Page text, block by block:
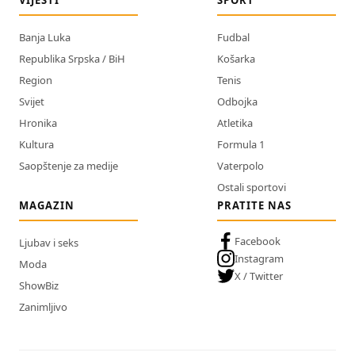
Banja Luka
Republika Srpska / BiH
Region
Svijet
Hronika
Kultura
Saopštenje za medije
Fudbal
Košarka
Tenis
Odbojka
Atletika
Formula 1
Vaterpolo
Ostali sportovi
MAGAZIN
Ljubav i seks
Moda
ShowBiz
Zanimljivo
PRATITE NAS
Facebook
Instagram
X / Twitter